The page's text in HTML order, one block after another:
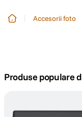
trepied
4. peak design
Accesorii foto
Produse populare